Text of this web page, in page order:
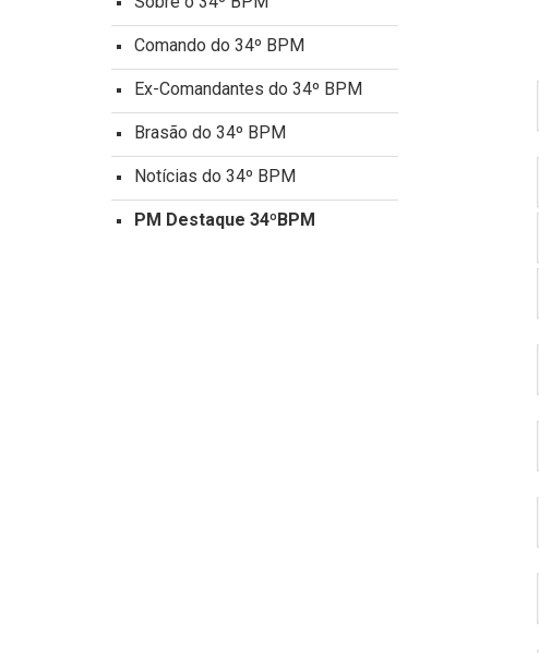
Comando do 34º BPM
Ex-Comandantes do 34º BPM
Brasão do 34º BPM
Notícias do 34º BPM
PM Destaque 34ºBPM